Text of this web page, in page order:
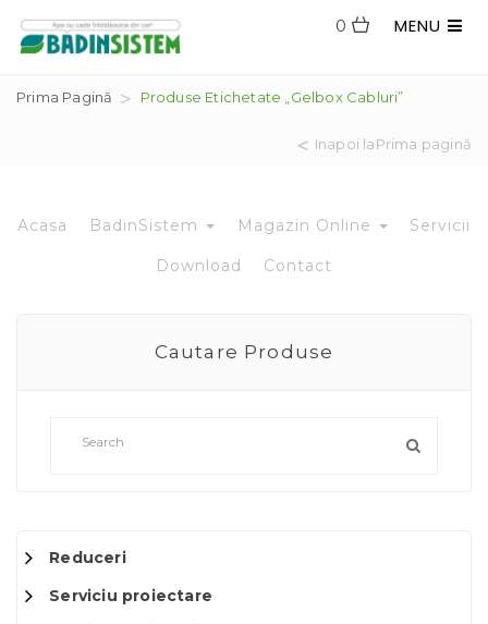
MENU
0
Prima Pagină Produse Etichetate „Gelbox Cabluri”
Inapoi laPrima pagină
Acasa BadinSistem Magazin Online Servicii
Download Contact
Cautare Produse
Reduceri
Serviciu proiectare